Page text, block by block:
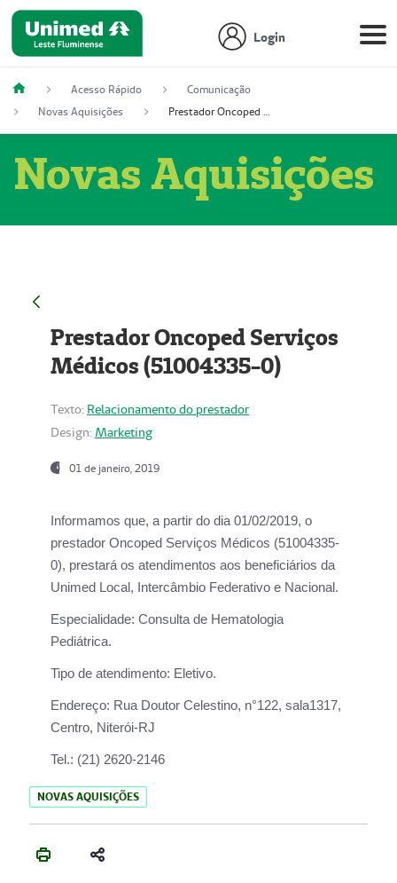
Login
Acesso Rápido
Comunicação
Novas Aquisições
Prestador Oncoped Serviços Médicos (51004335-0)
Novas Aquisições
Prestador Oncoped Serviços
Médicos (51004335-0)
Texto: Relacionamento do prestador
Design: Marketing
01 de janeiro, 2019
Informamos que, a partir do dia 01/02/2019, o
prestador Oncoped Serviços Médicos (51004335-
0), prestará os atendimentos aos beneficiários da
Unimed Local, Intercâmbio Federativo e Nacional.
Especialidade: Consulta de Hematologia
Pediátrica.
Tipo de atendimento: Eletivo.
Endereço: Rua Doutor Celestino, n°122, sala1317,
Centro, Niterói-RJ
Tel.: (21) 2620-2146
NOVAS AQUISIÇÕES